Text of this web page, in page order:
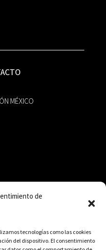
de
tecnologías como las cookies
del dispositivo. El consentimiento
MÉXICO